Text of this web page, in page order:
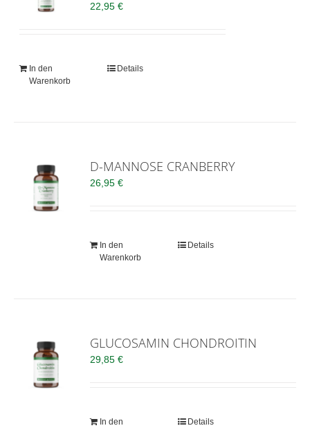
22,95€
In den
Warenkorb
Details
D-MANNOSE CRANBERRY
26,95€
In den
Warenkorb
Details
GLUCOSAMIN CHONDROITIN
29,85€
In den
Details